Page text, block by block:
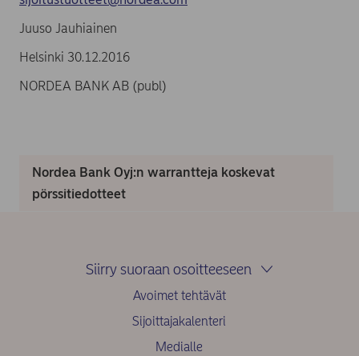
Juuso Jauhiainen
Helsinki 30.12.2016
NORDEA BANK AB (publ)
Nordea Bank Oyj:n warrantteja koskevat
pörssitiedotteet
Siirry suoraan osoitteeseen
Avoimet tehtävät
Sijoittajakalenteri
Medialle